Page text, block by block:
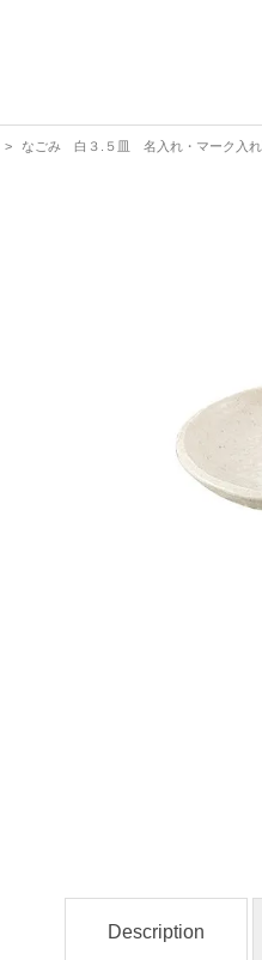
なごみ 白３.５皿 名入れ・マーク入
Description